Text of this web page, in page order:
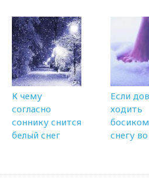
К чему
согласно
соннику снится
белый снег
Если
ходить
снегу